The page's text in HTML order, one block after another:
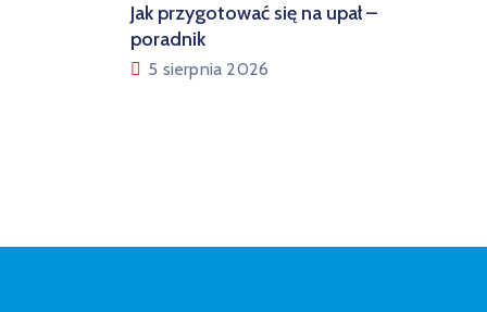
Jak przygotować się na upał –
poradnik
5 sierpnia 2026